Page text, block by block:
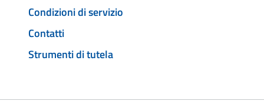
Condizioni di servizio
Contatti
Strumenti di tutela